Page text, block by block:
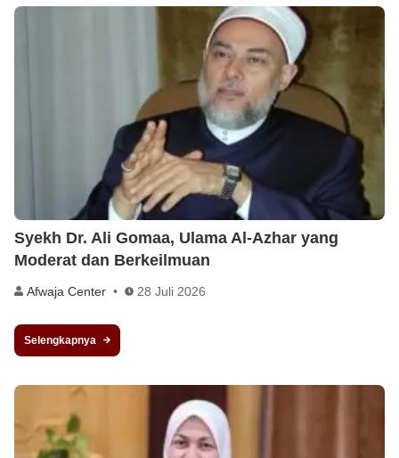
Syekh Dr. Ali Gomaa, Ulama Al-Azhar yang
Moderat dan Berkeilmuan
Afwaja Center 28 Juli 2026
Selengkapnya